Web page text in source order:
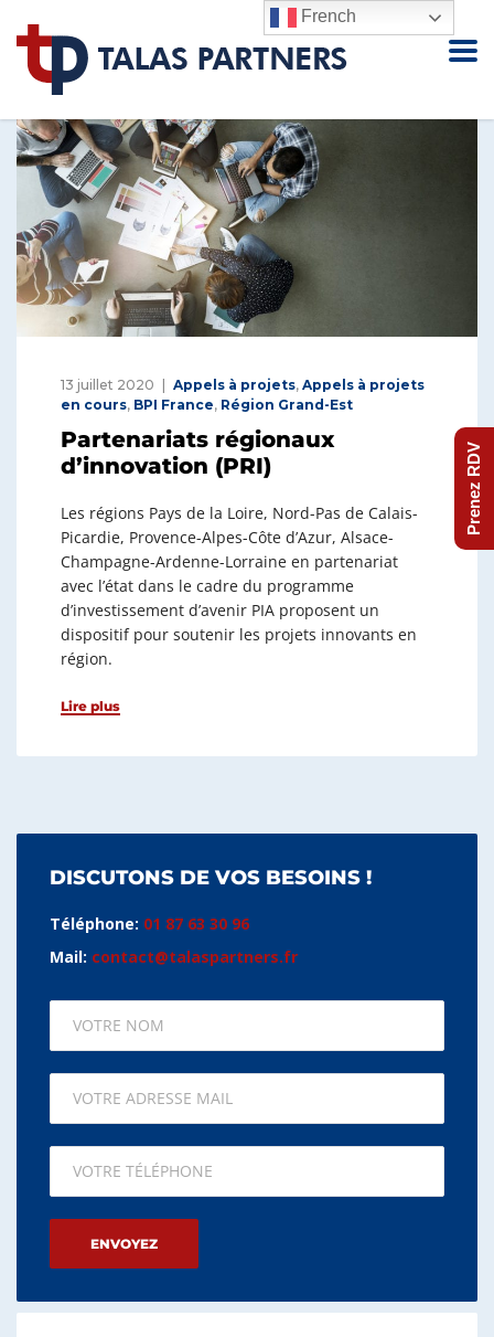
13 juillet 2020 Appels à projets, Appels à projets
en cours, BPI France, Région Grand-Est
Partenariats régionaux
d’innovation (PRI)
Les régions Pays de la Loire, Nord-Pas de Calais-
Picardie, Provence-Alpes-Côte d’Azur, Alsace-
Champagne-Ardenne-Lorraine en partenariat
avec l’état dans le cadre du programme
d’investissement d’avenir PIA proposent un
dispositif pour soutenir les projets innovants en
région.
Lire plus
DISCUTONS DE VOS BESOINS !
Téléphone: 01 87 63 30 96
Mail: contact@talaspartners.fr
Please leave this field empty.
French
Prenez RDV